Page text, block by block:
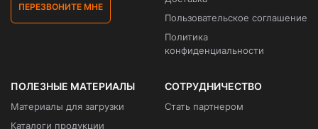
ПЕРЕЗВОНИТЕ МНЕ
Пользовательское соглашение
Политика
конфиденциальности
ПОЛЕЗНЫЕ МАТЕРИАЛЫ
Материалы для загрузки
Каталоги продукции
СОТРУДНИЧЕСТВО
Стать партнером